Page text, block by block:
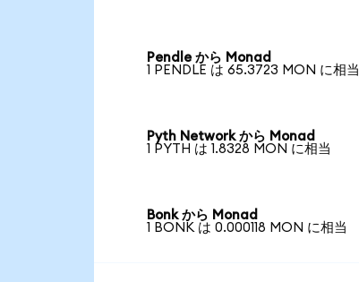
Pendle から Monad
1 PENDLE は 65.3723 MON に相当
Pyth Network から Monad
1 PYTH は 1.8328 MON に相当
Bonk から Monad
1 BONK は 0.000118 MON に相当